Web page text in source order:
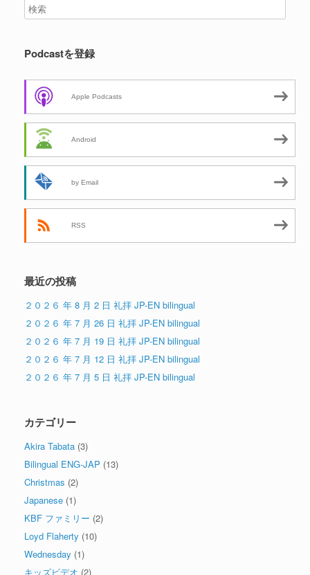
Podcastを登録
Apple Podcasts
Android
by Email
RSS
最近の投稿
２０２６ 年 8 月 2 日 礼拝 JP-EN bilingual
２０２６ 年 7 月 26 日 礼拝 JP-EN bilingual
２０２６ 年 7 月 19 日 礼拝 JP-EN bilingual
２０２６ 年 7 月 12 日 礼拝 JP-EN bilingual
２０２６ 年 7 月 5 日 礼拝 JP-EN bilingual
カテゴリー
Akira Tabata (3)
Bilingual ENG-JAP (13)
Christmas (2)
Japanese (1)
KBF ファミリー (2)
Loyd Flaherty (10)
Wednesday (1)
キッズビデオ (2)